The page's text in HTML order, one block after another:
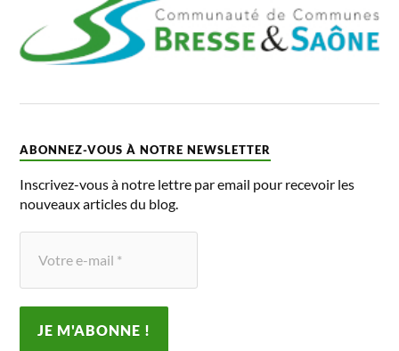
ABONNEZ-VOUS À NOTRE NEWSLETTER
Inscrivez-vous à notre lettre par email pour recevoir les
nouveaux articles du blog.